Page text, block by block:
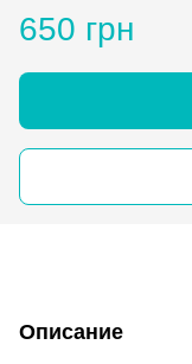
650 грн
Описание